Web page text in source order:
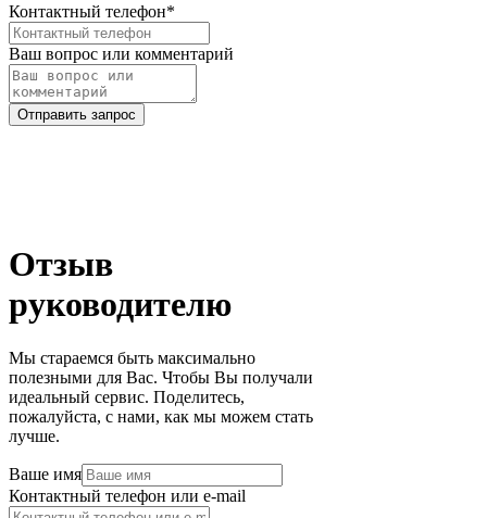
Контактный телефон*
Ваш вопрос или комментарий
Отправить запрос
Отзыв
руководителю
Мы стараемся быть максимально
полезными для Вас. Чтобы Вы получали
идеальный сервис. Поделитесь,
пожалуйста, с нами, как мы можем стать
лучше.
Ваше имя
Контактный телефон или e-mail